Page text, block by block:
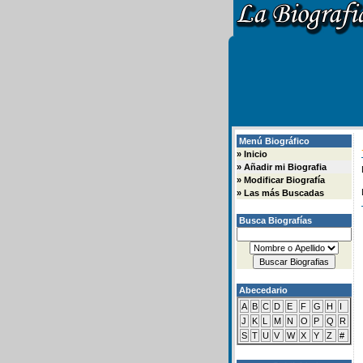
Menú Biográfico
» Inicio
» Añadir mi Biografia
» Modificar Biografía
» Las más Buscadas
Busca Biografías
Abecedario
A B C D E F G H
I
J
K L M N O P Q
R
S T U V W X Y Z #